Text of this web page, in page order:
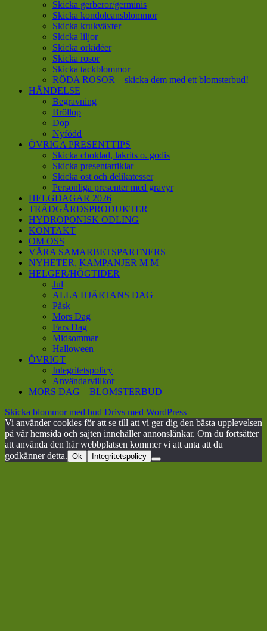
Skicka gerberor/germinis
Skicka kondoleansblommor
Skicka krukväxter
Skicka liljor
Skicka orkidéer
Skicka rosor
Skicka tackblommor
RÖDA ROSOR – skicka dem med ett blomsterbud!
HÄNDELSE
Begravning
Bröllop
Dop
Nyfödd
ÖVRIGA PRESENTTIPS
Skicka choklad, lakrits o. godis
Skicka presentartiklar
Skicka ost och delikatesser
Personliga presenter med gravyr
HELGDAGAR 2026
TRÄDGÅRDSPRODUKTER
HYDROPONISK ODLING
KONTAKT
OM OSS
VÅRA SAMARBETSPARTNERS
NYHETER, KAMPANJER M M
HELGER/HÖGTIDER
Jul
ALLA HJÄRTANS DAG
Påsk
Mors Dag
Fars Dag
Midsommar
Halloween
ÖVRIGT
Integritetspolicy
Användarvillkor
MORS DAG – BLOMSTERBUD
Skicka blommor med bud Drivs med WordPress
Vi använder cookies för att se till att vi ger dig den bästa upplevelsen
på vår hemsida och sajten innehåller annonslänkar. Om du fortsätter
att använda den här webbplatsen kommer vi att anta att du
godkänner detta. Ok Integritetspolicy